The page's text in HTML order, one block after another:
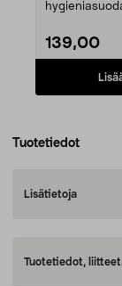
139,00
Tuotetiedot
Lisätietoja
Tuotetiedot,